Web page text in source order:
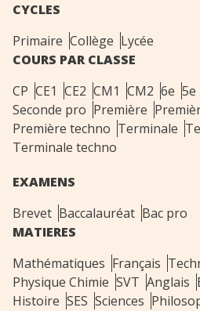
CYCLES
Primaire Collège Lycée
COURS PAR CLASSE
CP CE1 CE2 CM1 CM2 6e 5e
Seconde pro Première
Première techno Terminale
Terminale techno
EXAMENS
Brevet Baccalauréat Bac pro
MATIERES
Mathématiques Français
Physique Chimie SVT Anglais
Histoire SES Sciences